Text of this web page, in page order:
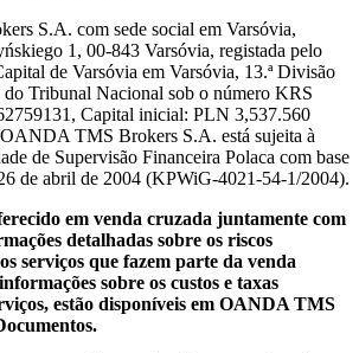
S.A. com sede social em Varsóvia,
1, 00-843 Varsóvia, registada pelo
de Varsóvia em Varsóvia, 13.ª Divisão
Tribunal Nacional sob o número KRS
Capital inicial: PLN 3,537.560
TMS Brokers S.A. está sujeita à
de Supervisão Financeira Polaca com base
de abril de 2004 (KPWiG-4021-54-1/2004).
em venda cruzada juntamente com
detalhadas sobre os riscos
serviços que fazem parte da venda
sobre os custos e taxas
estão disponíveis em OANDA TMS